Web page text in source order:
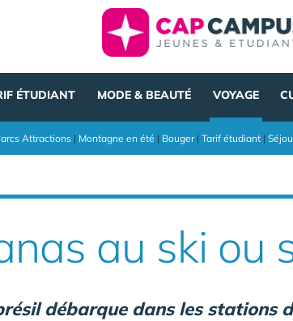
ÉTUDIANT MODE & BEAUTÉ VOYAGE
Attractions | Montagne en été | Bouger| Tarif étudiant |
au ski ou
débarque dans les stations